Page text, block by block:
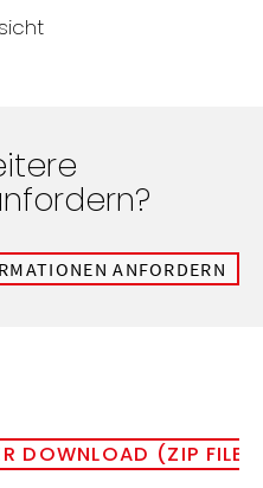
ANFORDERN
DOWNLOAD (ZIP FILE)